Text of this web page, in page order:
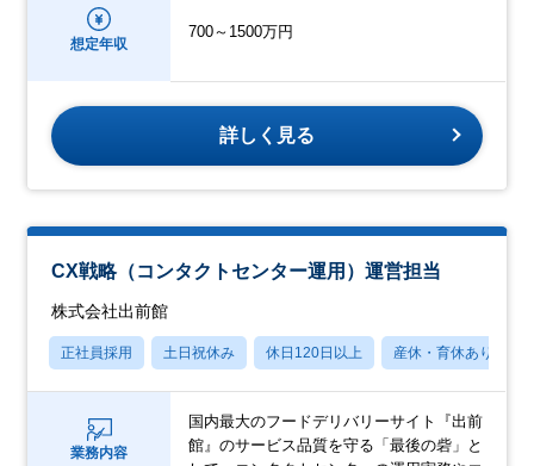
想定年収
700～1500万円
詳しく見る
CX戦略（コンタクトセンター運用）運営担当
株式会社出前館
正社員採用 土日祝休み 休日120日以上 産休・育休あり
業務内容
国内最大のフードデリバリーサイト『出前
館』のサービス品質を守る「最後の砦」と